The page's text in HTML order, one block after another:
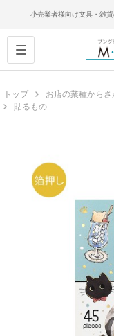
小売業者様向け文具・雑
トップ お店の業種からさ
貼るもの